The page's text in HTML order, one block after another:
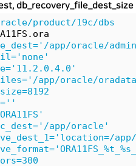
db_recovery_file_dest_size
product/19c/dbs
app/oracle/admin/
app/oracle/
app/oracle'